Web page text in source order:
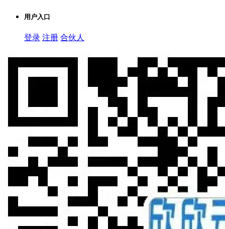
用户入口
登录 注册 合伙人